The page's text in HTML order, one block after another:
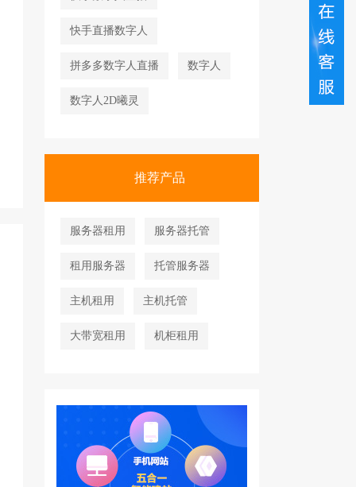
快手直播数字人
拼多多数字人直播 数字人
数字人2D曦灵
推荐产品
服务器租用 服务器托管
租用服务器 托管服务器
主机租用 主机托管
大带宽租用 机柜租用